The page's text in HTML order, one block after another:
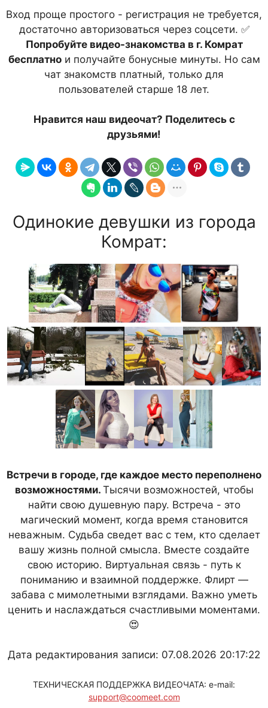
Вход проще простого - регистрация не требуется,
достаточно авторизоваться через соцсети. ✅
Попробуйте видео-знакомства в г. Комрат
бесплатнои получайте бонусные минуты. Но сам
чат знакомств платный, только для
пользователей старше 18 лет.
Нравится наш видеочат? Поделитесь с
друзьями!
Одинокие девушки из города
Комрат:
Встречи в городе, где каждое место переполнено
возможностями. Тысячи возможностей, чтобы
найти свою душевную пару. Встреча - это
магический момент, когда время становится
неважным. Судьба сведет вас с тем, кто сделает
вашу жизнь полной смысла. Вместе создайте
свою историю. Виртуальная связь - путь к
пониманию и взаимной поддержке. Флирт —
забава с мимолетными взглядами. Важно уметь
ценить и наслаждаться счастливыми моментами.
😍
Дата редактирования записи: 07.08.2026 20:17:22
ТЕХНИЧЕСКАЯ ПОДДЕРЖКА ВИДЕОЧАТА: e-mail:
support@coomeet.com